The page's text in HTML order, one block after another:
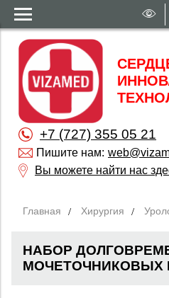
+7 (727) 355 05 21
Пишите нам:
Вы можете найти нас
Главная Хирургия
НАБОР
МОЧЕТОЧНИКОВЫХ